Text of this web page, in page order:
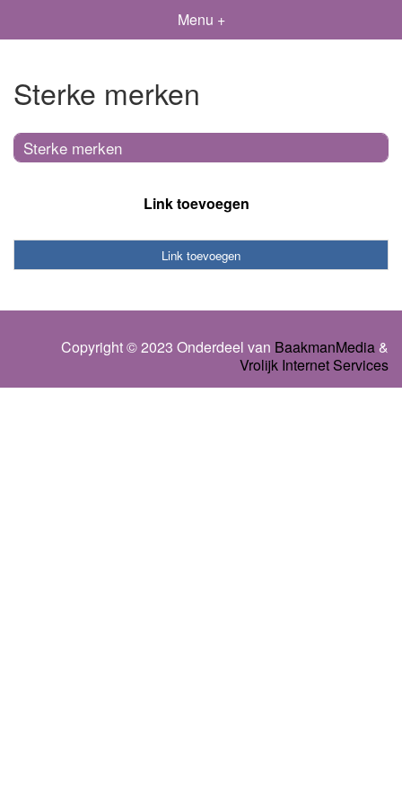
Menu +
Sterke merken
Sterke merken
Link toevoegen
Link toevoegen
Copyright © 2023 Onderdeel van BaakmanMedia &
Vrolijk Internet Services